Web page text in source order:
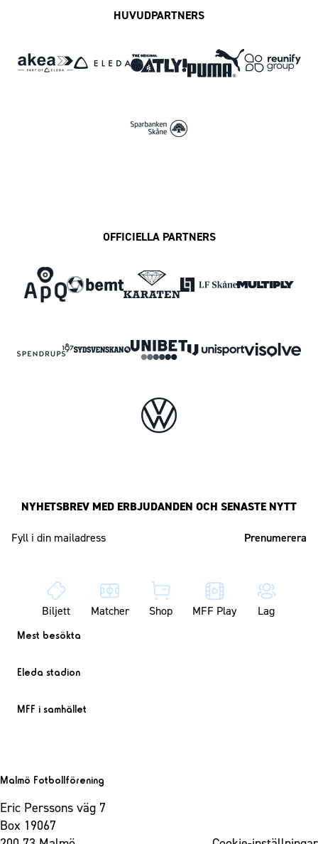
HUVUDPARTNERS
OFFICIELLA PARTNERS
NYHETSBREV MED ERBJUDANDEN OCH SENASTE NYTT
Biljett Matcher Shop MFF Play Lag
Mest besökta
Eleda stadion
MFF i samhället
Malmö Fotbollförening
Eric Perssons väg 7
Box 19067